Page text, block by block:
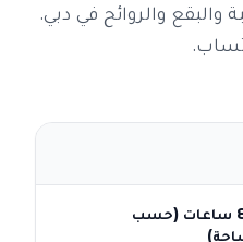
والروائح في دبي.
4 - 8 ساعات (حسب